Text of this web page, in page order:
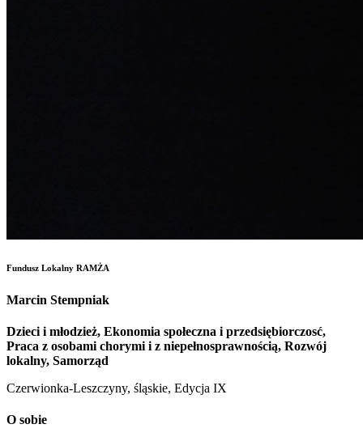
Fundusz Lokalny RAMŻA
Marcin Stempniak
Dzieci i młodzież, Ekonomia społeczna i przedsiębiorczosć,
Praca z osobami chorymi i z niepełnosprawnością, Rozwój
lokalny, Samorząd
Czerwionka-Leszczyny, śląskie, Edycja IX
O sobie